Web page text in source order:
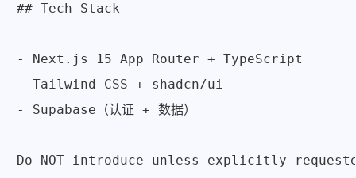
## Tech Stack
- Next.js 15 App Router + TypeScript
- Tailwind CSS + shadcn/ui
- Supabase（认证 + 数据）
Do NOT introduce unless explicitly